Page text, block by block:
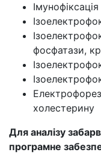
фосфатази,
Електрофорез
холестерину
Для аналізу
програмне